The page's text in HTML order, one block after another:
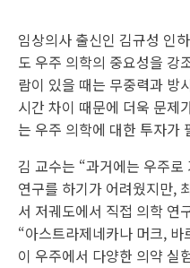
임상의사 출신인 김규성 인
도 우주 의학의 중요성을 강
람이 있을 때는 무중력과 방
시간 차이 때문에 더욱 문제
는 우주 의학에 대한 투자가
김 교수는 “과거에는 우주
연구를 하기가 어려웠지만,
서 저궤도에서 직접 의학 연
“아스트라제네카나 머크,
이 우주에서 다양한 의약 실